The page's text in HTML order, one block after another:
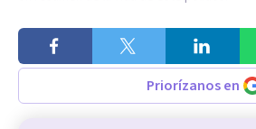
Priorízanos en